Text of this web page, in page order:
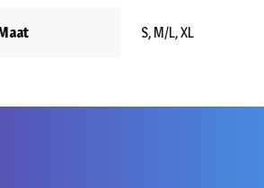
S, M/L, XL